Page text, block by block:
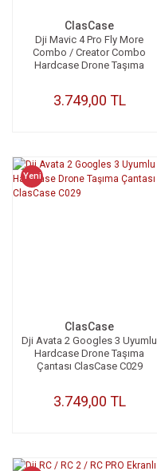
ClasCase
Dji Mavic 4 Pro Fly More
Combo / Creator Combo
Hardcase Drone Taşıma
3.749,00 TL
Yeni
ClasCase
Dji Avata 2 Googles 3 Uyumlu
Hardcase Drone Taşıma
Çantası ClasCase C029
3.749,00 TL